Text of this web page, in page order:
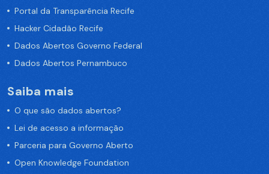
Portal da Transparência Recife
Hacker Cidadão Recife
Dados Abertos Governo Federal
Dados Abertos Pernambuco
Saiba mais
O que são dados abertos?
Lei de acesso a informação
Parceria para Governo Aberto
Open Knowledge Foundation